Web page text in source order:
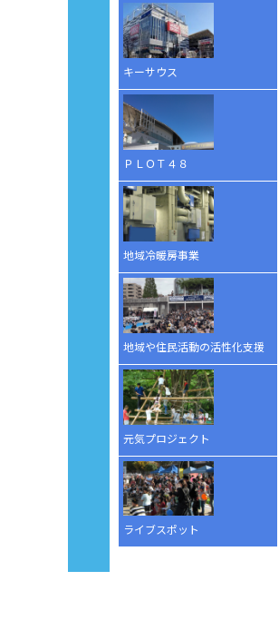
キーサウス
ＰＬＯＴ４８
地域冷暖房事業
地域や住民活動の活性化支援
元気プロジェクト
ライブスポット